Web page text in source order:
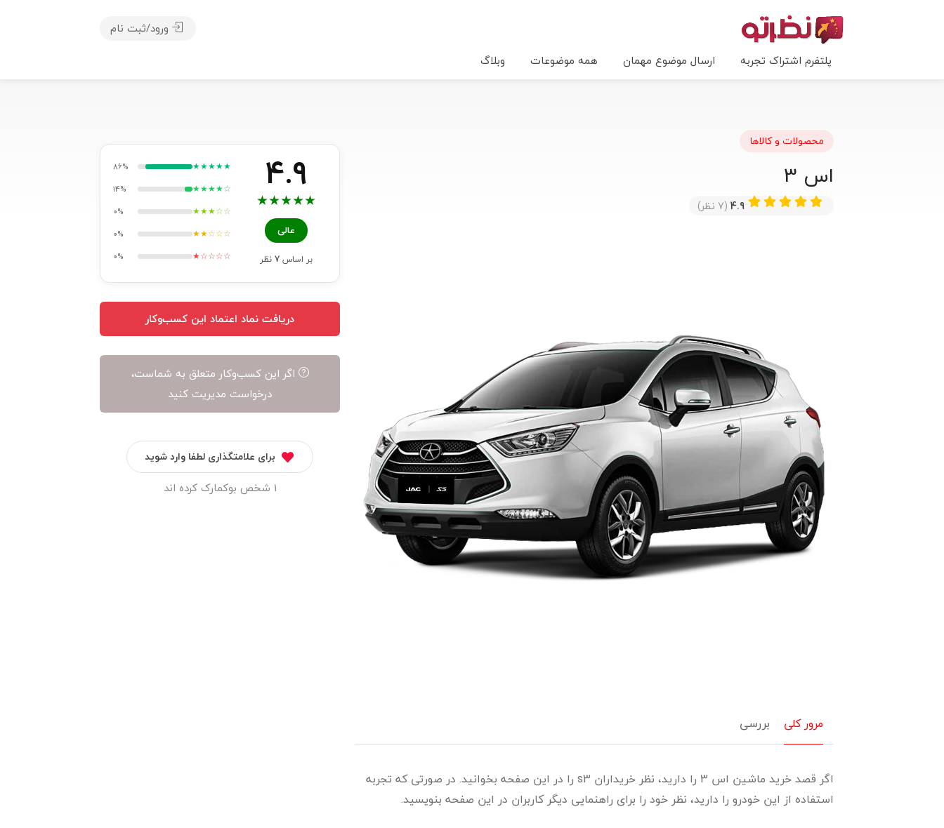
پلتفرم اشتراک تجربه ارسال موضوع مهمان همه موضوعات وبلاگ
ورود/ثبت نام
محصولات و کالاها
اس 3
4.9 (7 نظر)
مرور کلی بررسی
اگر قصد خرید ماشین اس 3 را دارید، نظر خریداران s3 را در این صفحه بخوانید. در صورتی که تجربه
استفاده از این خودرو را دارید، نظر خود را برای راهنمایی دیگر کاربران در این صفحه بنویسید.
4.9
★
★
★
★
★
عالی
بر اساس7نظر
★★★★★
86%
★★★★☆
14%
★★★☆☆
0%
★★☆☆☆
0%
★☆☆☆☆
0%
دریافت نماد اعتماد این کسب‌وکار
اگر این کسب‌وکار متعلق به شماست،
درخواست مدیریت کنید
برای علامتگذاری لطفا وارد شوید
1 شخص بوکمارک کرده اند